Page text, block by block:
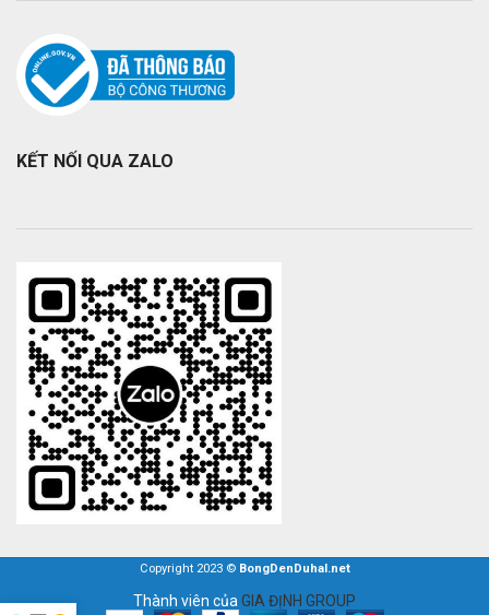
KẾT NỐI QUA ZALO
Copyright 2023 © BongDenDuhal.net
Thành viên của GIA ĐỊNH GROUP